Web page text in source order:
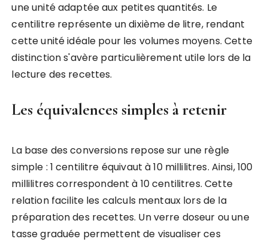
une unité adaptée aux petites quantités. Le
centilitre représente un dixième de litre, rendant
cette unité idéale pour les volumes moyens. Cette
distinction s'avère particulièrement utile lors de la
lecture des recettes.
Les équivalences simples à retenir
La base des conversions repose sur une règle
simple : 1 centilitre équivaut à 10 millilitres. Ainsi, 100
millilitres correspondent à 10 centilitres. Cette
relation facilite les calculs mentaux lors de la
préparation des recettes. Un verre doseur ou une
tasse graduée permettent de visualiser ces